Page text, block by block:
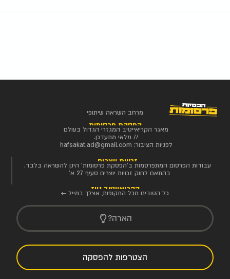
מרחב השראה שיתופי
הפסקת פרסומות
מאגר הקריאייטיב המגזרי הגדול בעולם
// מלאי מתעדכן.
לפניות הציבור: hafsakat.ad@gmail.com
זכויות יוצרים
עבודות הפרסום המתפרסמות ב'הפסקת פרסומות' הינן להשראה בלבד.
בהתאם לחוק זכויות יוצרים סעיף 27 א'
הקריאייטיב ניוז
כל הטובים מכל התקופות, אצלך במייל ←
הארה?
הצטרפות להפסקה